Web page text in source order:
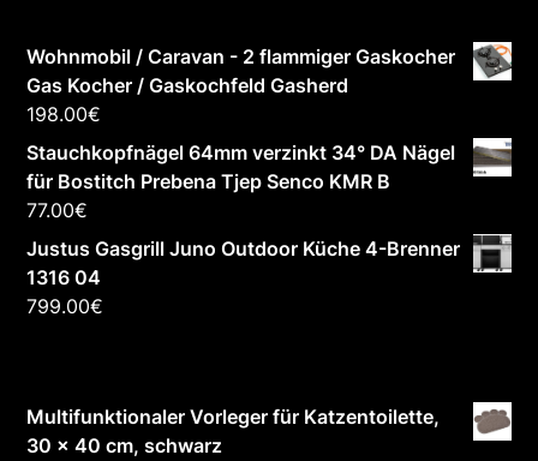
Wohnmobil / Caravan - 2 flammiger Gaskocher
Gas Kocher / Gaskochfeld Gasherd
198.00€
Stauchkopfnägel 64mm verzinkt 34° DA Nägel
für Bostitch Prebena Tjep Senco KMR B
77.00€
Justus Gasgrill Juno Outdoor Küche 4-Brenner
1316 04
799.00€
Multifunktionaler Vorleger für Katzentoilette,
30 x 40 cm, schwarz